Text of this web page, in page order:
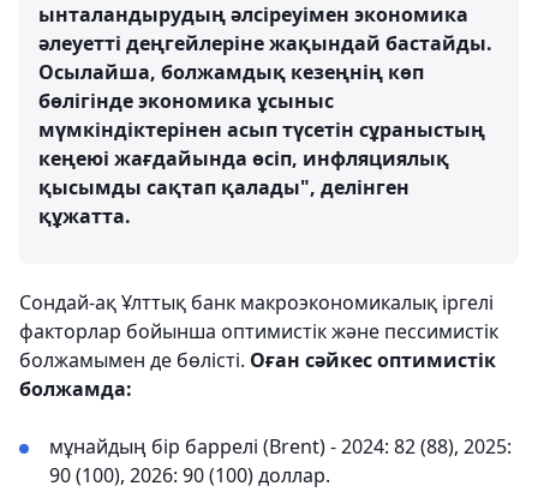
ынталандырудың әлсіреуімен экономика
әлеуетті деңгейлеріне жақындай бастайды.
Осылайша, болжамдық кезеңнің көп
бөлігінде экономика ұсыныс
мүмкіндіктерінен асып түсетін сұраныстың
кеңеюі жағдайында өсіп, инфляциялық
қысымды сақтап қалады", делінген
құжатта.
Сондай-ақ Ұлттық банк макроэкономикалық іргелі
факторлар бойынша оптимистік және пессимистік
болжамымен де бөлісті. Оған сәйкес оптимистік
болжамда:
мұнайдың бір баррелі (Brent) - 2024: 82 (88), 2025:
90 (100), 2026: 90 (100) доллар.